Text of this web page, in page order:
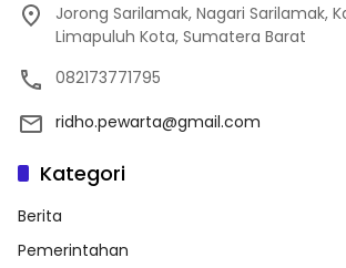
Jorong Sarilamak, Nagari Sarilamak,
Limapuluh Kota, Sumatera Barat
082173771795
ridho.pewarta@gmail.com
Kategori
Berita
Pemerintahan